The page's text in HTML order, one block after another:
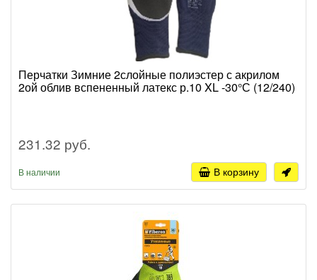
Перчатки Зимние 2слойные полиэстер с акрилом
2ой облив вспененный латекс р.10 XL -30°С (12/240)
231.32 руб.
В наличии В корзину